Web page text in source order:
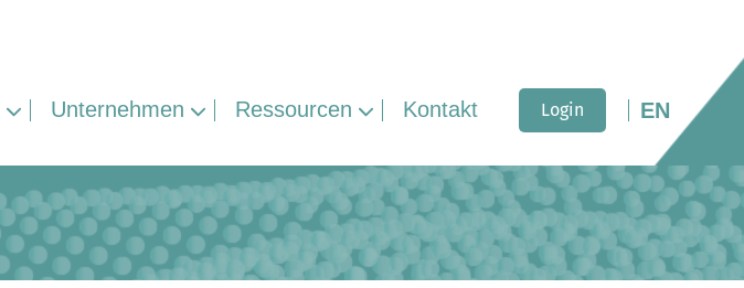
Unternehmen Ressourcen Kontakt Login EN